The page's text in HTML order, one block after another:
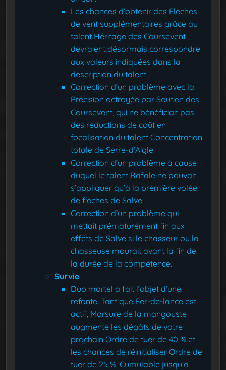
Les chances d’obtenir des Flèches
de vent supplémentaires grâce au
talent Héritage des Coursevent
devraient désormais correspondre
aux valeurs indiquées dans la
description du talent.
Correction d’un problème avec la
Précision octroyée par Soutien des
Coursevent, qui ne bénéficiait pas
des réductions de coût en
focalisation du talent Concentration
totale de Serre-d’Aigle.
Correction d’un problème à cause
duquel le talent Rafale ne pouvait
s’appliquer qu’à la première volée
de flèches de Salve.
Correction d’un problème qui
mettait prématurément fin aux
effets de Salve si le chasseur ou la
chasseuse mourait avant la fin de
la durée de la compétence.
Survie
Duo mortel a fait l’objet d’une
refonte. Tant que Fer-de-lance est
actif, Morsure de la mangouste
augmente les dégâts de votre
prochain Ordre de tuer de 40 % et
les chances de réinitialiser Ordre de
tuer de 25 %. Cumulable jusqu’à